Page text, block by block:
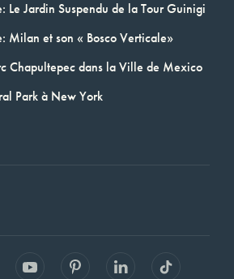
Le Jardin Suspendu de la Tour Guinigi
Milan et son « Bosco Verticale»
Chapultepec dans la Ville de Mexico
Park à New York